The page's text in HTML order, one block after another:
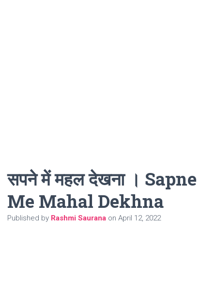
सपने में महल देखना । Sapne
Me Mahal Dekhna
Published by Rashmi Saurana on April 12, 2022